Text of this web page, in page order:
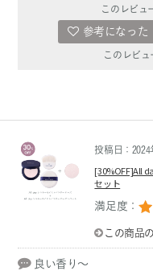
このレビュ
参考になった
このレビ
投稿日：2024
[30%OFF]All
セット
満足度：
この商品
良い香り〜